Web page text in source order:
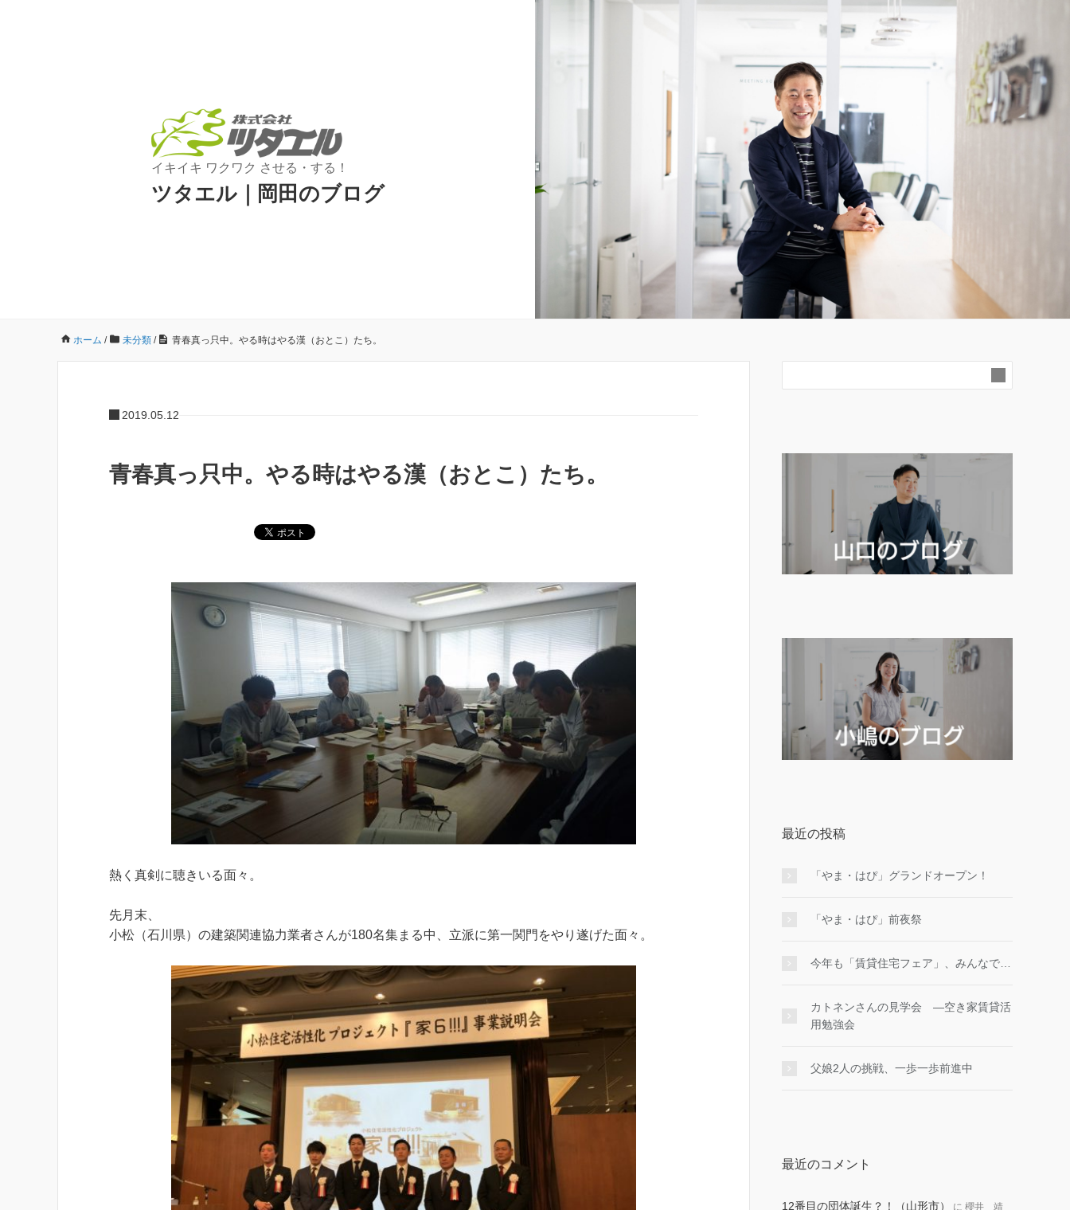
イキイキ ワクワク させる・する！
ツタエル｜岡田のブログ
ホーム / 未分類 / 青春真っ只中。やる時はやる漢（おとこ）たち。
2019.05.12
青春真っ只中。やる時はやる漢（おとこ）たち。
熱く真剣に聴きいる面々。
先月末、
小松（石川県）の建築関連協力業者さんが180名集まる中、立派に第一関門をやり遂げた面々。
最近の投稿
「やま・はぴ」グランドオープン！
「やま・はぴ」前夜祭
今年も「賃貸住宅フェア」、みんなで…
カトネンさんの見学会 ―空き家賃貸活
用勉強会
父娘2人の挑戦、一歩一歩前進中
最近のコメント
12番目の団体誕生？！（山形市） に 櫻井 靖